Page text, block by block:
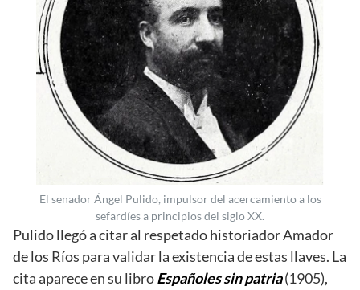
El senador Ángel Pulido, impulsor del acercamiento a los
sefardíes a principios del siglo XX.
Pulido llegó a citar al respetado historiador Amador
de los Ríos para validar la existencia de estas llaves. La
cita aparece en su libroEspañoles sin patria(1905),